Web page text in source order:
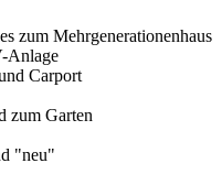
zum Mehrgenerationenhaus
Anlage
Carport
zum Garten
"neu"